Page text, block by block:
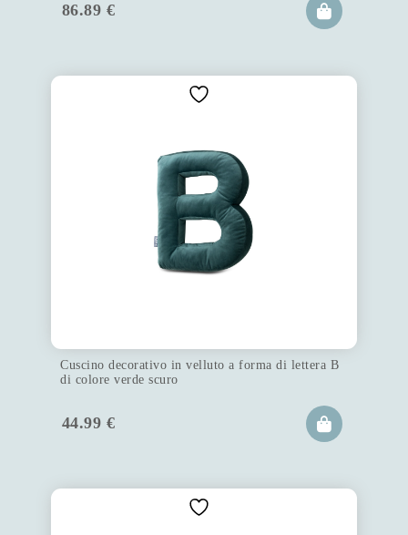
86.89 €
Cuscino decorativo in velluto a forma di lettera B
di colore verde scuro
44.99 €